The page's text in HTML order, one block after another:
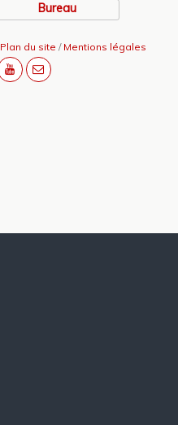
Bureau
Plan du site / Mentions légales